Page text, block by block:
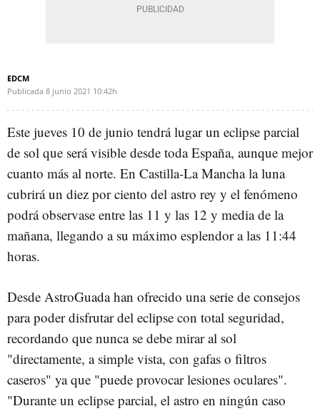
EDCM
Publicada 8 junio 2021 10:42h
Este jueves 10 de junio tendrá lugar un eclipse parcial
de sol que será visible desde toda España, aunque mejor
cuanto más al norte. En Castilla-La Mancha la luna
cubrirá un diez por ciento del astro rey y el fenómeno
podrá observase entre las 11 y las 12 y media de la
mañana, llegando a su máximo esplendor a las 11:44
horas.
Desde AstroGuada han ofrecido una serie de consejos
para poder disfrutar del eclipse con total seguridad,
recordando que nunca se debe mirar al sol
"directamente, a simple vista, con gafas o filtros
caseros" ya que "puede provocar lesiones oculares".
"Durante un eclipse parcial, el astro en ningún caso